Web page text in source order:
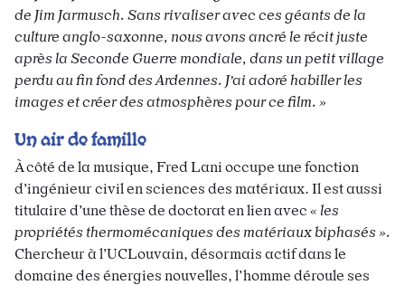
de Jim Jarmusch. Sans rivaliser avec ces géants de la
culture anglo-saxonne, nous avons ancré le récit juste
après la Seconde Guerre mondiale, dans un petit village
perdu au fin fond des Ardennes. J’ai adoré habiller les
images et créer des atmosphères pour ce film. »
Un air de famille
À côté de la musique, Fred Lani occupe une fonction
d’ingénieur civil en sciences des matériaux. Il est aussi
titulaire d’une thèse de doctorat en lien avec « les
propriétés thermomécaniques des matériaux biphasés ».
Chercheur à l’UCLouvain, désormais actif dans le
domaine des énergies nouvelles, l’homme déroule ses